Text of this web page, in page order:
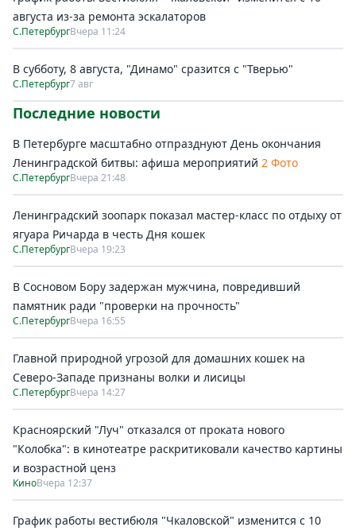
августа из-за ремонта эскалаторов
С.ПетербургВчера 11:24
В субботу, 8 августа, "Динамо" сразится с "Тверью"
С.Петербург7 авг
Последние новости
В Петербурге масштабно отпразднуют День окончания
Ленинградской битвы: афиша мероприятий 2 Фото
С.ПетербургВчера 21:48
Ленинградский зоопарк показал мастер-класс по отдыху от
ягуара Ричарда в честь Дня кошек
С.ПетербургВчера 19:23
В Сосновом Бору задержан мужчина, повредивший
памятник ради "проверки на прочность"
С.ПетербургВчера 16:55
Главной природной угрозой для домашних кошек на
Северо-Западе признаны волки и лисицы
С.ПетербургВчера 14:27
Красноярский "Луч" отказался от проката нового
"Колобка": в кинотеатре раскритиковали качество картины
и возрастной ценз
КиноВчера 12:37
График работы вестибюля "Чкаловской" изменится с 10